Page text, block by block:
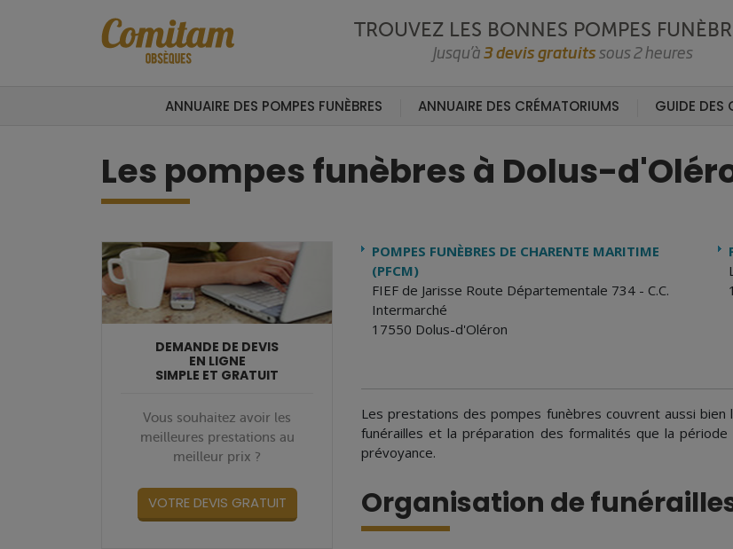
TROUVEZ LES BONNES POMPES
Jusqu’à3 devis gratuitssous 2 heures
ANNUAIRE DES POMPES FUNÈBRES ANNUAIRE DES CRÉMATORIUMS GUIDE DES
Les pompes funèbres à Dolus-
Les prestations des pompes funèbres couvrent aussi
funérailles et la préparation des formalités que la
prévoyance.
Organisation de
POMPES FUNÈBRES DE CHARENTE MARITIME
(PFCM)
FIEF de Jarisse Route Départementale 734 - C.C.
Intermarché
17550 Dolus-d'Oléron
DEMANDE DE DEVIS
EN LIGNE
SIMPLE ET GRATUIT
Vous souhaitez avoir les
meilleures prestations au
meilleur prix ?
VOTRE DEVIS GRATUIT